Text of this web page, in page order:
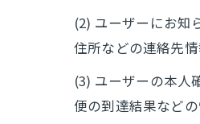
(2) ユーザーにお知
住所などの連絡先
(3) ユーザーの本人
便の到達結果など